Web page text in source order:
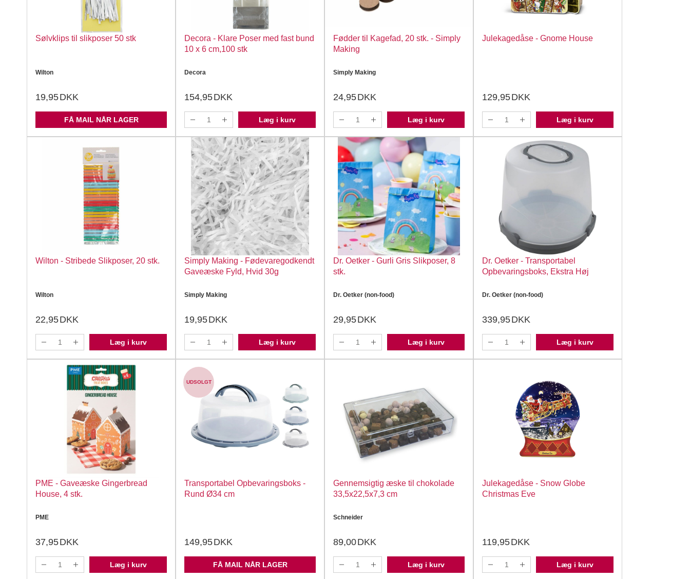
Sølvklips til slikposer 50 stk
Wilton
19,95DKK
FÅ MAIL NÅR LAGER
Decora - Klare Poser med fast bund
10 x 6 cm,100 stk
Decora
154,95DKK
Læg i kurv
Fødder til Kagefad, 20 stk. - Simply
Making
Simply Making
24,95DKK
Læg i kurv
Julekagedåse - Gnome House
129,95DKK
Læg i kurv
Wilton - Stribede Slikposer, 20 stk.
Wilton
22,95DKK
Læg i kurv
Simply Making - Fødevaregodkendt
Gaveæske Fyld, Hvid 30g
Simply Making
19,95DKK
Læg i kurv
Dr. Oetker - Gurli Gris Slikposer, 8
stk.
Dr. Oetker (non-food)
29,95DKK
Læg i kurv
Dr. Oetker - Transportabel
Opbevaringsboks, Ekstra Høj
Dr. Oetker (non-food)
339,95DKK
Læg i kurv
PME - Gaveæske Gingerbread
House, 4 stk.
PME
37,95DKK
Læg i kurv
UDSOLGT
Transportabel Opbevaringsboks -
Rund Ø34 cm
149,95DKK
FÅ MAIL NÅR LAGER
Gennemsigtig æske til chokolade
33,5x22,5x7,3 cm
Schneider
89,00DKK
Læg i kurv
Julekagedåse - Snow Globe
Christmas Eve
119,95DKK
Læg i kurv